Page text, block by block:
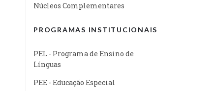
Núcleos Complementares
PROGRAMAS INSTITUCIONAIS
PEL - Programa de Ensino de
Línguas
PEE - Educação Especial